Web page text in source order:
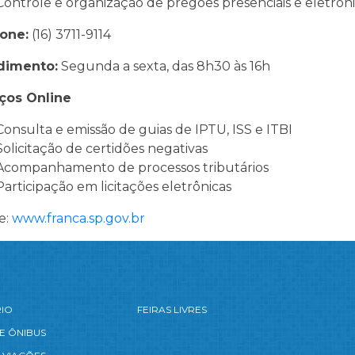
(16) 3711-9114
Segunda a sexta, das 8h30 às 16h
Online
e emissão de guias de IPTU, ISS e ITBI
de certidões negativas
de processos tributários
em licitações eletrônicas
www.franca.sp.gov.br
ÔNIBUS
FEIRAS LIVRES